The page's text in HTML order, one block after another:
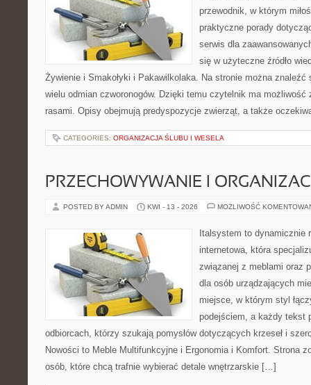
przewodnik, w którym
praktyczne porady
serwis dla
się w użyteczne źródło
Żywienie i Smakołyki i Pakawilkolaka. Na stronie można znaleźć
wielu odmian czworonogów. Dzięki temu czytelnik ma możliwość
rasami. Opisy obejmują predyspozycje zwierząt, a także
CATEGORIES: ORGANIZACJA ŚLUBU I WESELA
PRZECHOWYWANIE I
POSTED BY ADMIN KWI - 13 - 2026 MOŻLIWOŚĆ
Italsystem to dynamicznie
internetowa, która
związanej z meblami oraz
dla osób urządzających
miejsce, w którym styl
podejściem, a każdy tekst
odbiorcach, którzy szukają pomysłów dotyczących krzeseł i
Nowości to Meble Multifunkcyjne i Ergonomia i Komfort. Strona
osób, które chcą trafnie wybierać detale wnętrzarskie […]